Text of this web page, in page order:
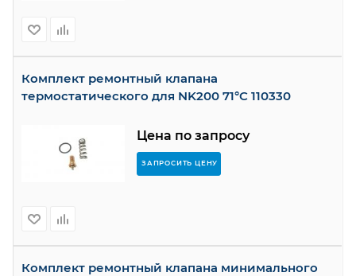
Комплект ремонтный клапана
термостатического для NK200 71°C 110330
Цена по запросу
ЗАПРОСИТЬ ЦЕНУ
Комплект ремонтный клапана минимального